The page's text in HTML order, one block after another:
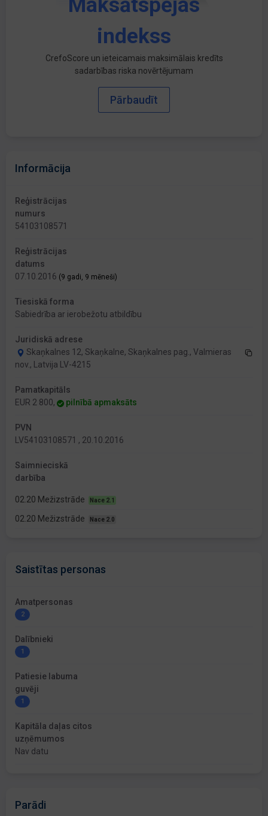
Maksātspējas
indekss
CrefoScore un ieteicamais maksimālais kredīts
sadarbības riska novērtējumam
Pārbaudīt
Informācija
Reģistrācijas
numurs
54103108571
Reģistrācijas
datums
07.10.2016 (9 gadi, 9 mēneši)
Tiesiskā forma
Sabiedrība ar ierobežotu atbildību
Juridiskā adrese
Skaņkalnes 12, Skaņkalne, Skaņkalnes pag., Valmieras
nov., Latvija LV-4215
Pamatkapitāls
EUR 2 800,
pilnībā apmaksāts
PVN
LV54103108571 , 20.10.2016
Saimnieciskā
darbība
02.20 Mežizstrāde Nace 2.1
02.20 Mežizstrāde Nace 2.0
Saistītas personas
Amatpersonas
2
Dalībnieki
1
Patiesie labuma
guvēji
1
Kapitāla daļas citos
uzņēmumos
Nav datu
Parādi